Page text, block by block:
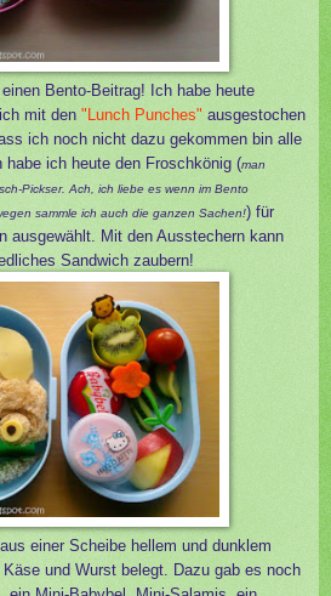
Bento-Beitrag! Ich habe heute
mit den "Lunch Punches" ausgestochen
ich noch nicht dazu gekommen bin alle
habe ich heute den Froschkönig (man
Pickser. Ach, ich liebe es wenn im Bento
sammle ich auch die ganzen Sachen!) für
ausgewählt. Mit den Ausstechern kann
Sandwich zaubern!
einer Scheibe hellem und dunklem
und Wurst belegt. Dazu gab es noch